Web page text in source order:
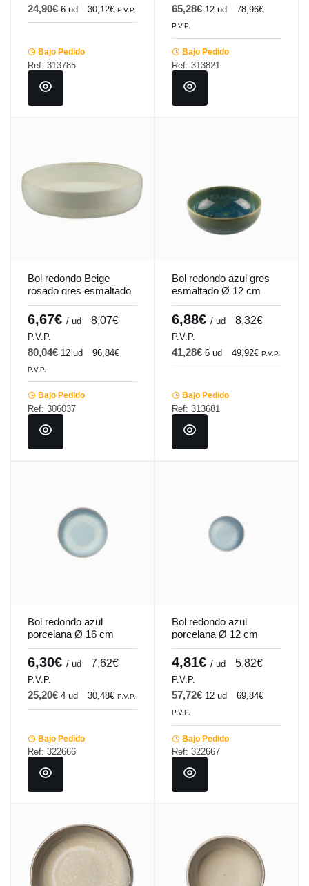
24,90€ 6 ud 30,12€ P.V.P.
Bajo Pedido
Ref: 313785
65,28€ 12 ud 78,96€
P.V.P.
Bajo Pedido
Ref: 313821
Bol redondo Beige
rosado gres esmaltado
Ø 15,5 cm Pearl
Pro.mundi
6,67€ / ud 8,07€
P.V.P.
80,04€ 12 ud 96,84€
P.V.P.
Bajo Pedido
Ref: 306037
Bol redondo azul gres
esmaltado Ø 12 cm
Magic Accolade
6,88€ / ud 8,32€
P.V.P.
41,28€ 6 ud 49,92€ P.V.P.
Bajo Pedido
Ref: 313681
Bol redondo azul
porcelana Ø 16 cm
Azure Accolade
6,30€ / ud 7,62€
P.V.P.
25,20€ 4 ud 30,48€ P.V.P.
Bajo Pedido
Ref: 322666
Bol redondo azul
porcelana Ø 12 cm
Azure Accolade
4,81€ / ud 5,82€
P.V.P.
57,72€ 12 ud 69,84€
P.V.P.
Bajo Pedido
Ref: 322667